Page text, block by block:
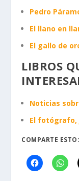
Pedro
El llano en
El gallo de
LIBROS
Noticias
El fotógrafo,
COMPARTE ESTO: